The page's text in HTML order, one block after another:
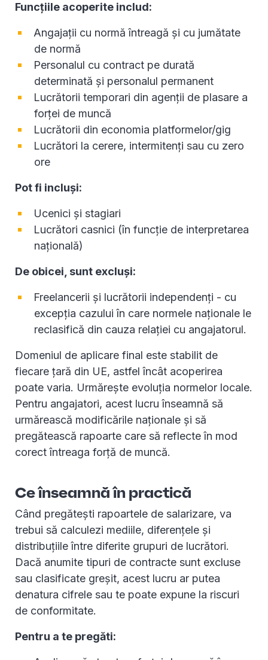
Funcțiile acoperite includ:
Angajații cu normă întreagă și cu jumătate
de normă
Personalul cu contract pe durată
determinată și personalul permanent
Lucrătorii temporari din agenții de plasare a
forței de muncă
Lucrătorii din economia platformelor/gig
Lucrători la cerere, intermitenți sau cu zero
ore
Pot fi incluși:
Ucenici și stagiari
Lucrători casnici (în funcție de interpretarea
națională)
De obicei, sunt excluși:
Freelancerii și lucrătorii independenți - cu
excepția cazului în care normele naționale le
reclasifică din cauza relației cu angajatorul.
​​Domeniul de aplicare final este stabilit de
fiecare țară din UE, astfel încât acoperirea
poate varia. Urmărește evoluția normelor locale.
Pentru angajatori, acest lucru înseamnă să
urmărească modificările naționale și să
pregătească rapoarte care să reflecte în mod
corect întreaga forță de muncă.
Ce înseamnă în practică
Când pregătești rapoartele de salarizare, va
trebui să calculezi mediile, diferențele și
distribuțiile între diferite grupuri de lucrători.
Dacă anumite tipuri de contracte sunt excluse
sau clasificate greșit, acest lucru ar putea
denatura cifrele sau te poate expune la riscuri
de conformitate.
Pentru a te pregăti: